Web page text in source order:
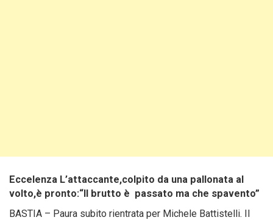
Eccelenza L’attaccante,colpito da una pallonata al
volto,è pronto:“Il brutto è passato ma che spavento”
BASTIA – Paura subito rientrata per Michele Battistelli. Il